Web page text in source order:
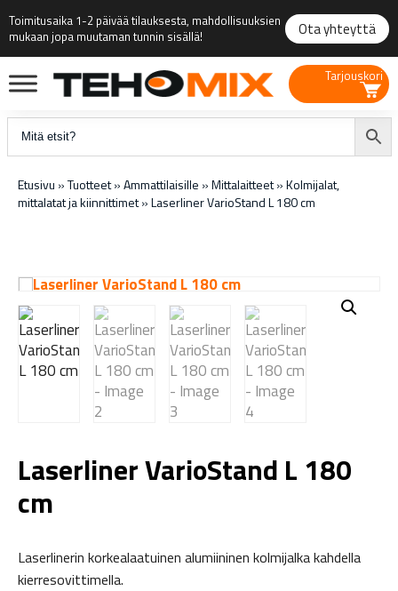
Toimitusaika 1-2 päivää tilauksesta, mahdollisuuksien
mukaan jopa muutaman tunnin sisällä!
Ota yhteyttä
Tarjouskori
Etusivu »Tuotteet»Ammattilaisille »Mittalaitteet»Kolmijalat,
mittalatat ja kiinnittimet»Laserliner VarioStand L 180 cm
Laserliner VarioStand L 180
cm
Laserlinerin korkealaatuinen alumiininen kolmijalka kahdella
kierresovittimella.